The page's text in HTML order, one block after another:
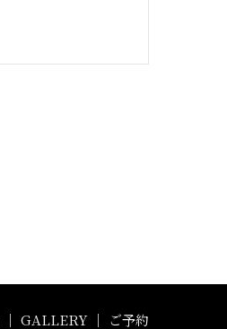
｜ GALLERY ｜ ご予約